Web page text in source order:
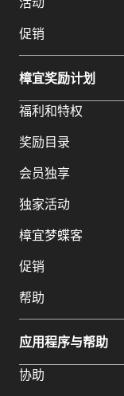
促销
樟宜奖励计划
福利和特权
奖励目录
会员独享
独家活动
樟宜梦蝶客
促销
帮助
应用程序与帮助
协助